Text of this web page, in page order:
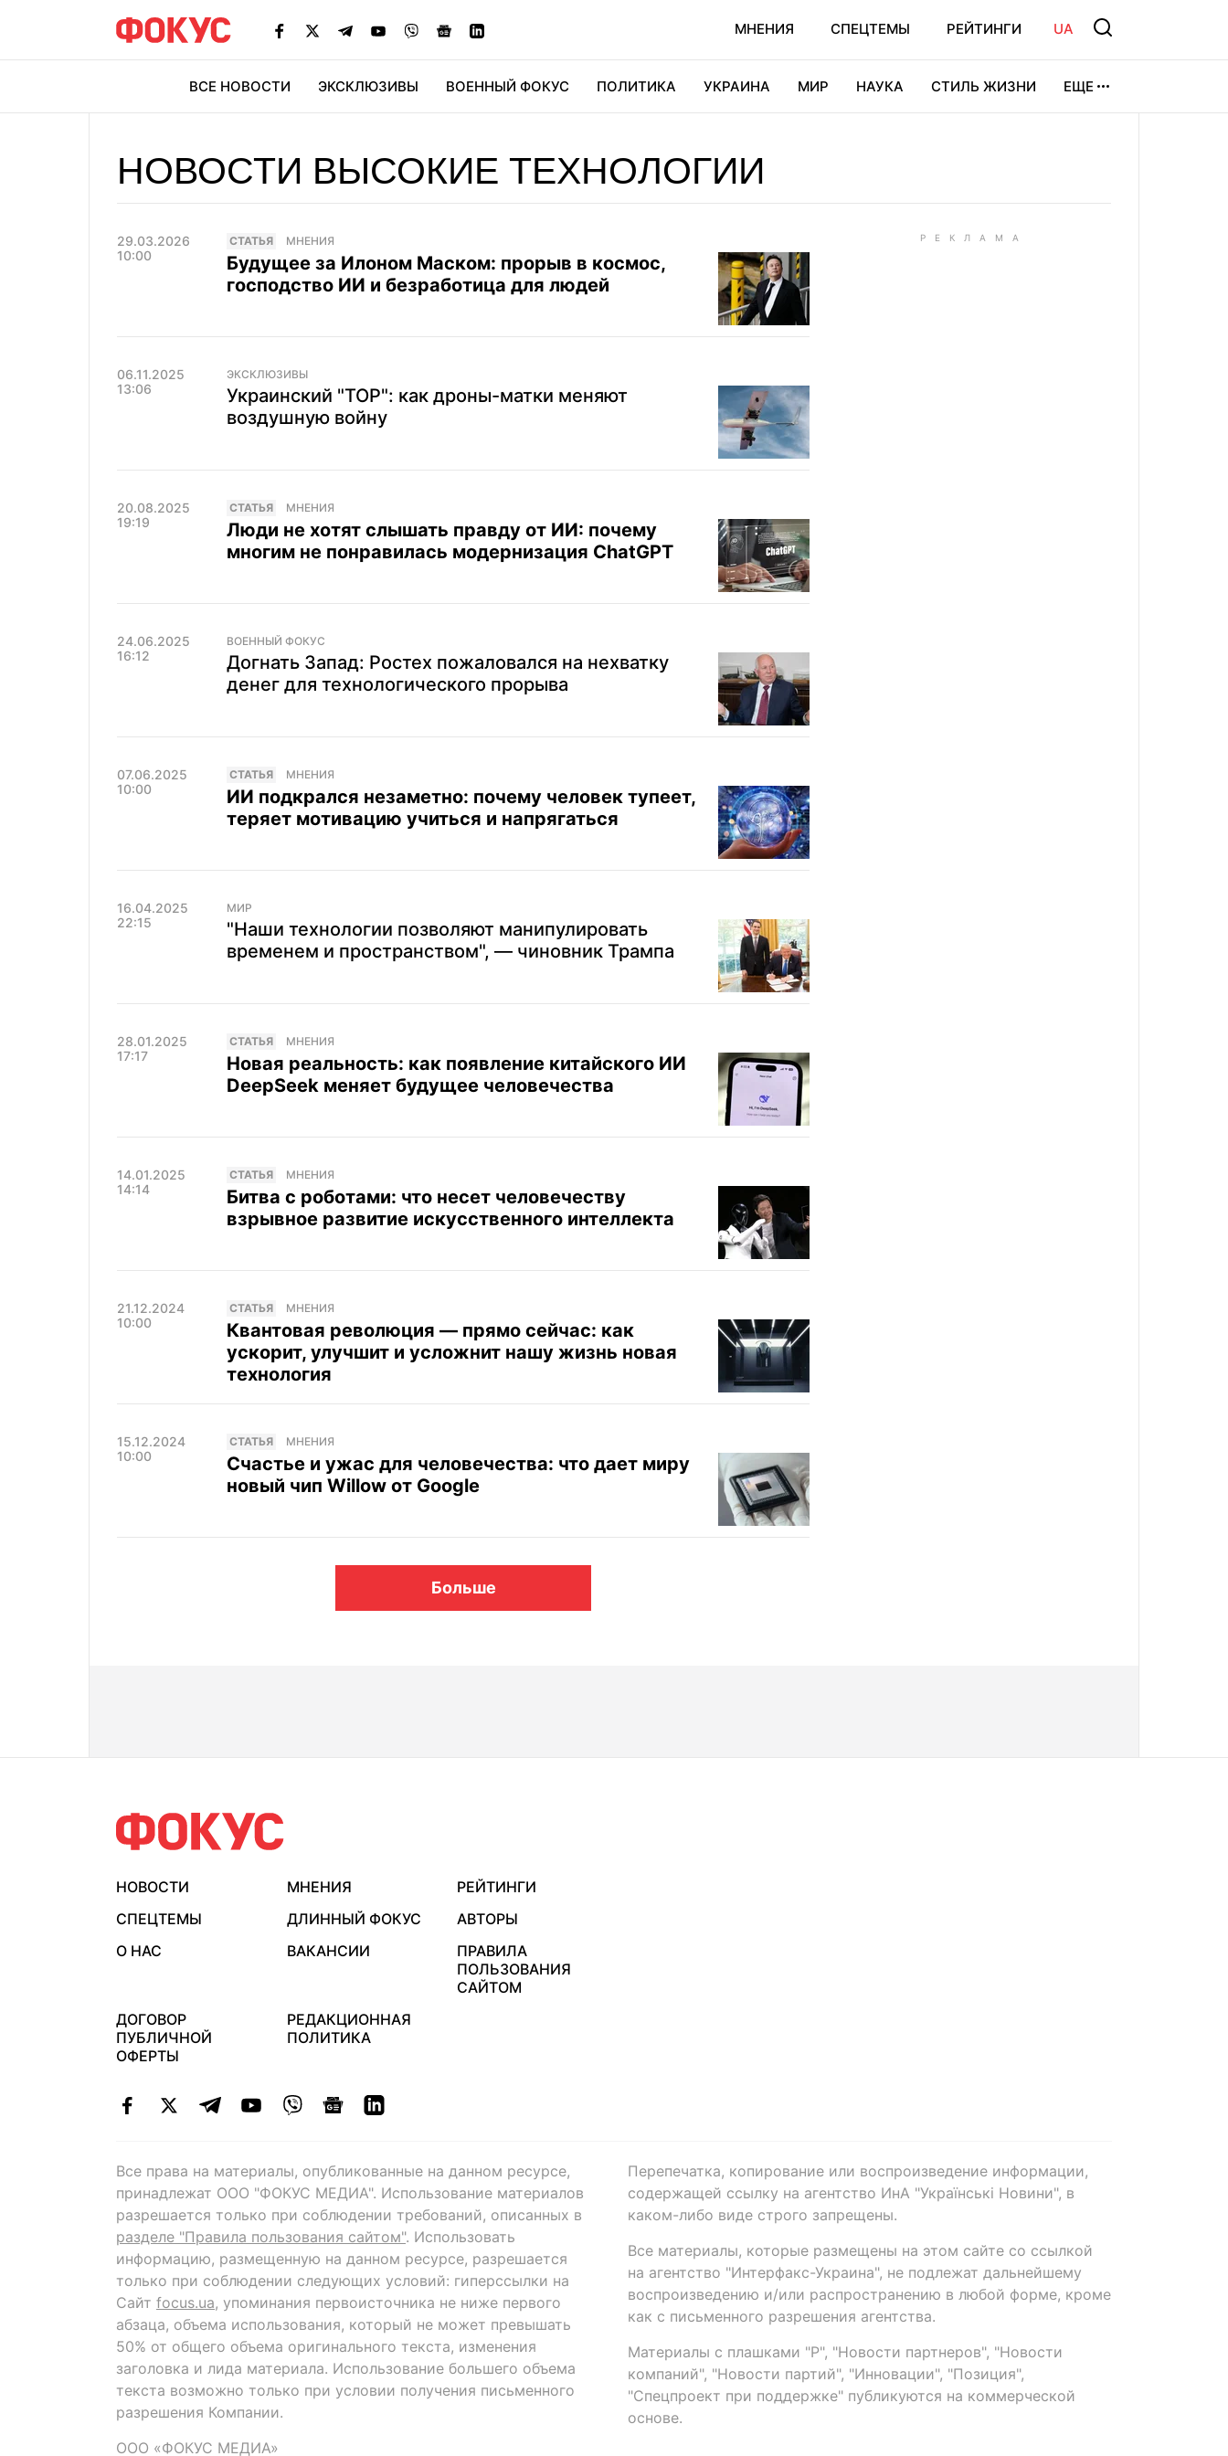
МНЕНИЯ СПЕЦТЕМЫ РЕЙТИНГИ UA
ВСЕ НОВОСТИ ЭКСКЛЮЗИВЫ ВОЕННЫЙ ФОКУС ПОЛИТИКА УКРАИНА МИР НАУКА СТИЛЬ ЖИЗНИ ЕЩЕ
НОВОСТИ ВЫСОКИЕ ТЕХНОЛОГИИ
29.03.2026
10:00
CТАТЬЯ МНЕНИЯ
Будущее за Илоном Маском: прорыв в космос,
господство ИИ и безработица для людей
06.11.2025
13:06
ЭКСКЛЮЗИВЫ
Украинский "ТОР": как дроны-матки меняют
воздушную войну
20.08.2025
19:19
CТАТЬЯ МНЕНИЯ
Люди не хотят слышать правду от ИИ: почему
многим не понравилась модернизация ChatGPT
24.06.2025
16:12
ВОЕННЫЙ ФОКУС
Догнать Запад: Ростех пожаловался на нехватку
денег для технологического прорыва
07.06.2025
10:00
CТАТЬЯ МНЕНИЯ
ИИ подкрался незаметно: почему человек тупеет,
теряет мотивацию учиться и напрягаться
16.04.2025
22:15
МИР
"Наши технологии позволяют манипулировать
временем и пространством", — чиновник Трампа
28.01.2025
17:17
CТАТЬЯ МНЕНИЯ
Новая реальность: как появление китайского ИИ
DeepSeek меняет будущее человечества
14.01.2025
14:14
CТАТЬЯ МНЕНИЯ
Битва с роботами: что несет человечеству
взрывное развитие искусственного интеллекта
21.12.2024
10:00
CТАТЬЯ МНЕНИЯ
Квантовая революция — прямо сейчас: как
ускорит, улучшит и усложнит нашу жизнь новая
технология
15.12.2024
10:00
CТАТЬЯ МНЕНИЯ
Счастье и ужас для человечества: что дает миру
новый чип Willow от Google
Больше
НОВОСТИ МНЕНИЯ
РЕЙТИНГИ
СПЕЦТЕМЫ
ДЛИННЫЙ ФОКУС
АВТОРЫ
О НАС
ВАКАНСИИ
ПРАВИЛА
ПОЛЬЗОВАНИЯ
САЙТОМ
ДОГОВОР
ПУБЛИЧНОЙ
ОФЕРТЫ
РЕДАКЦИОННАЯ
ПОЛИТИКА
Все права на материалы, опубликованные на данном ресурсе,
принадлежат ООО "ФОКУС МЕДИА". Использование материалов
разрешается только при соблюдении требований, описанных в
разделе "Правила пользования сайтом". Использовать
информацию, размещенную на данном ресурсе, разрешается
только при соблюдении следующих условий: гиперссылки на
Сайт focus.ua, упоминания первоисточника не ниже первого
абзаца, объема использования, который не может превышать
50% от общего объема оригинального текста, изменения
заголовка и лида материала. Использование большего объема
текста возможно только при условии получения письменного
разрешения Компании.
ООО «ФОКУС МЕДИА»
Перепечатка, копирование или воспроизведение информации,
содержащей ссылку на агентство ИнА "Українські Новини", в
каком-либо виде строго запрещены.
Все материалы, которые размещены на этом сайте со ссылкой
на агентство "Интерфакс-Украина", не подлежат дальнейшему
воспроизведению и/или распространению в любой форме, кроме
как с письменного разрешения агентства.
Материалы с плашками "Р", "Новости партнеров", "Новости
компаний", "Новости партий", "Инновации", "Позиция",
"Спецпроект при поддержке" публикуются на коммерческой
основе.